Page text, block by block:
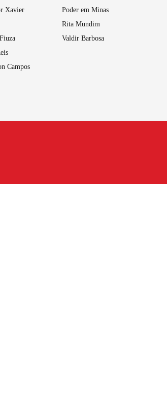
Xavier
Campos
Poder em Minas
Rita Mundim
Valdir Barbosa